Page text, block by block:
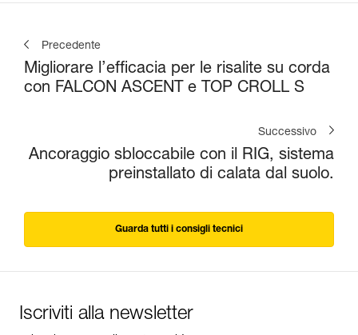
Precedente
Migliorare l’efficacia per le risalite su corda
con FALCON ASCENT e TOP CROLL S
Successivo
Ancoraggio sbloccabile con il RIG, sistema
preinstallato di calata dal suolo.
Guarda tutti i consigli tecnici
Iscriviti alla newsletter